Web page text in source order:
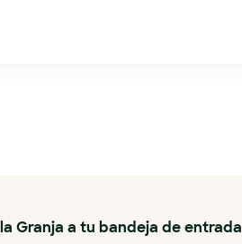
Granja a tu bandeja de entrada